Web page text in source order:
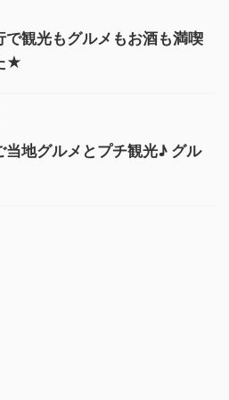
で観光もグルメもお酒も満喫
★
当地グルメとプチ観光♪ グル